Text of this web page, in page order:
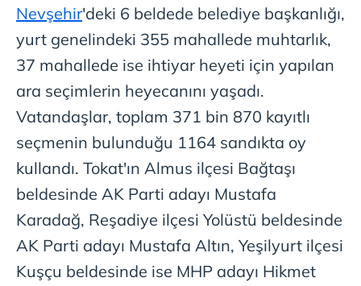
Nevşehir'deki 6 beldede belediye başkanlığı,
yurt genelindeki 355 mahallede muhtarlık,
37 mahallede ise ihtiyar heyeti için yapılan
ara seçimlerin heyecanını yaşadı.
Vatandaşlar, toplam 371 bin 870 kayıtlı
seçmenin bulunduğu 1164 sandıkta oy
kullandı. Tokat'ın Almus ilçesi Bağtaşı
beldesinde AK Parti adayı Mustafa
Karadağ, Reşadiye ilçesi Yolüstü beldesinde
AK Parti adayı Mustafa Altın, Yeşilyurt ilçesi
Kuşçu beldesinde ise MHP adayı Hikmet